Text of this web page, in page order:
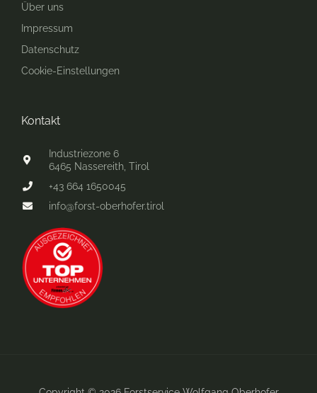
Kontakt
Industriezone 6
6465 Nassereith, Tirol
+43 664 1650045
info@forst-oberhofer.tirol
Über uns
Impressum
Datenschutz
Cookie-Einstellungen